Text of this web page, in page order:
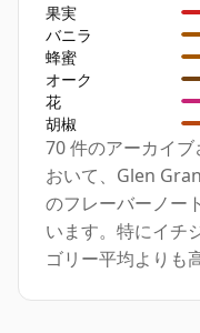
果実
バニラ
蜂蜜
オーク
花
胡椒
70 件のアーカイ
おいて、Glen
のフレーバーノー
います。特にイチ
ゴリー平均よりも